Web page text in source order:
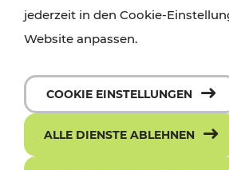
jederzeit in den Cookie-
Website anpassen.
COOKIE EINSTELLUNGEN
ALLE DIENSTE ABLEHNEN